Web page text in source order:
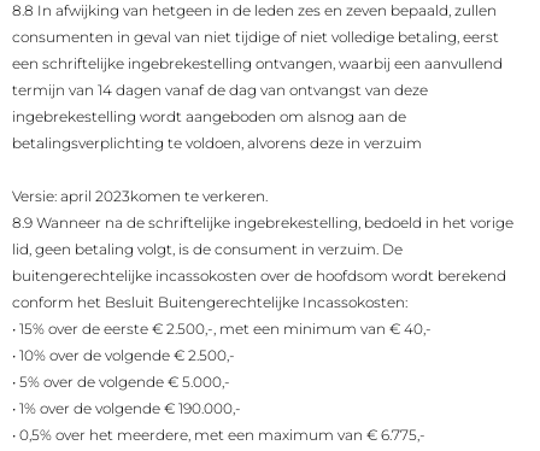
8.8 In afwijking van hetgeen in de leden zes en zeven bepaald, zullen
consumenten in geval van niet tijdige of niet volledige betaling, eerst
een schriftelijke ingebrekestelling ontvangen, waarbij een aanvullend
termijn van 14 dagen vanaf de dag van ontvangst van deze
ingebrekestelling wordt aangeboden om alsnog aan de
betalingsverplichting te voldoen, alvorens deze in verzuim
Versie: april 2023komen te verkeren.
8.9 Wanneer na de schriftelijke ingebrekestelling, bedoeld in het vorige
lid, geen betaling volgt, is de consument in verzuim. De
buitengerechtelijke incassokosten over de hoofdsom wordt berekend
conform het Besluit Buitengerechtelijke Incassokosten:
• 15% over de eerste € 2.500,-, met een minimum van € 40,-
• 10% over de volgende € 2.500,-
• 5% over de volgende € 5.000,-
• 1% over de volgende € 190.000,-
• 0,5% over het meerdere, met een maximum van € 6.775,-